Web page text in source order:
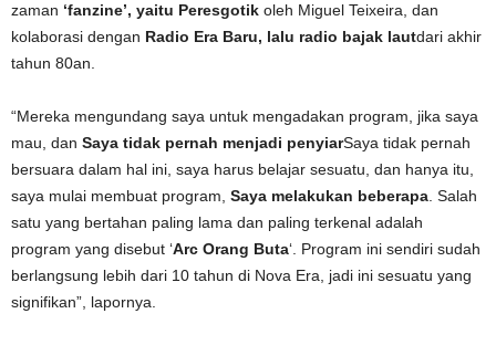
zaman ‘fanzine’, yaitu Peresgotik oleh Miguel Teixeira, dan
kolaborasi dengan Radio Era Baru, lalu radio bajak lautdari akhir
tahun 80an.
“Mereka mengundang saya untuk mengadakan program, jika saya
mau, dan Saya tidak pernah menjadi penyiarSaya tidak pernah
bersuara dalam hal ini, saya harus belajar sesuatu, dan hanya itu,
saya mulai membuat program, Saya melakukan beberapa . Salah
satu yang bertahan paling lama dan paling terkenal adalah
program yang disebut ‘Arc Orang Buta‘. Program ini sendiri sudah
berlangsung lebih dari 10 tahun di Nova Era, jadi ini sesuatu yang
signifikan”, lapornya.